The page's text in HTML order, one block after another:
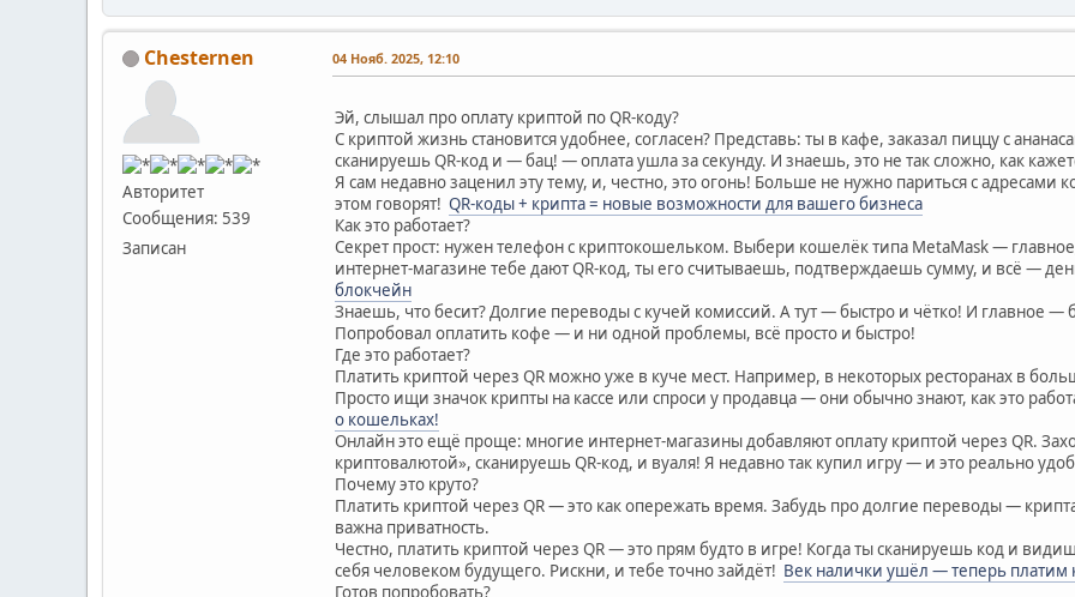
Chesternen
Авторитет
Сообщения: 539
Записан
04 Нояб. 2025, 12:10
Эй, слышал про оплату криптой по QR-коду?
С криптой жизнь становится удобнее, согласен? Представь: ты в кафе, заказал пиццу с
сканируешь QR-код и — бац! — оплата ушла за секунду. И знаешь, это не так сложно, как
Я сам недавно заценил эту тему, и, честно, это огонь! Больше не нужно париться с
этом говорят! QR-коды + крипта = новые возможности для вашего бизнеса
Как это работает?
Секрет прост: нужен телефон с криптокошельком. Выбери кошелёк типа MetaMask —
интернет-магазине тебе дают QR-код, ты его считываешь, подтверждаешь сумму, и всё —
блокчейн
Знаешь, что бесит? Долгие переводы с кучей комиссий. А тут — быстро и чётко! И главное —
Попробовал оплатить кофе — и ни одной проблемы, всё просто и быстро!
Где это работает?
Платить криптой через QR можно уже в куче мест. Например, в некоторых ресторанах в
Просто ищи значок крипты на кассе или спроси у продавца — они обычно знают, как это
о кошельках!
Онлайн это ещё проще: многие интернет-магазины добавляют оплату криптой через QR.
криптовалютой», сканируешь QR-код, и вуаля! Я недавно так купил игру — и это реально
Почему это круто?
Платить криптой через QR — это как опережать время. Забудь про долгие переводы —
важна приватность.
Честно, платить криптой через QR — это прям будто в игре! Когда ты сканируешь код и
себя человеком будущего. Рискни, и тебе точно зайдёт! Век налички ушёл — теперь платим
Готов попробовать?